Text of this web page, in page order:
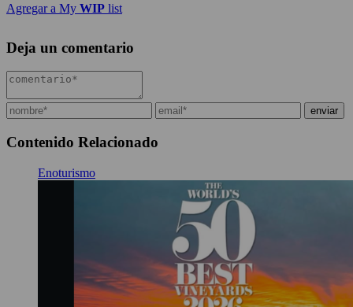
Agregar a My WIP list
Deja un comentario
Contenido Relacionado
Enoturismo